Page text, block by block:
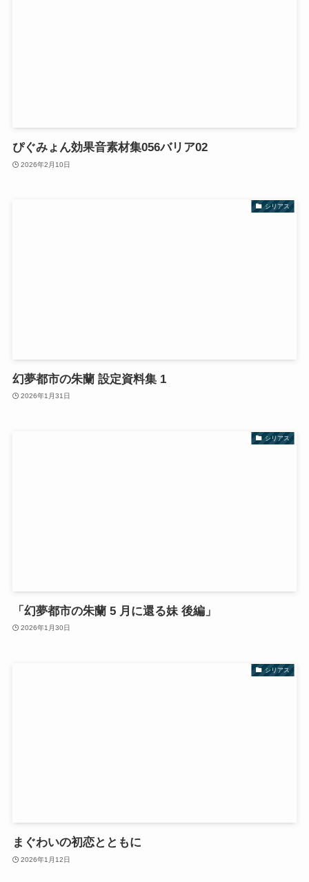
ぴぐみょん効果音素材集056バリア02
2026年2月10日
シリアス
幻夢都市の朱蘭 設定資料集 1
2026年1月31日
シリアス
「幻夢都市の朱蘭 5 月に還る妹 後編」
2026年1月30日
シリアス
まぐわいの初恋とともに
2026年1月12日